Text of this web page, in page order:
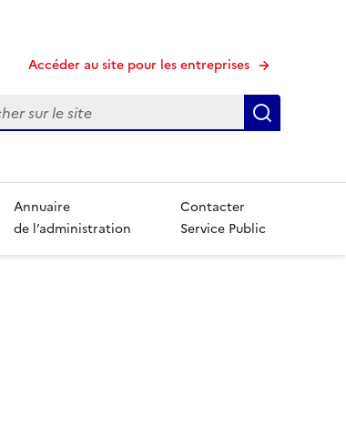
Accéder au site pour les entreprises
Annuaire
de l’administration
Contacter
Service Public